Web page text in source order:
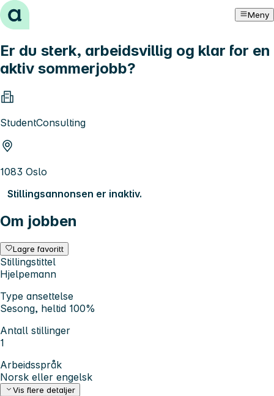
Hopp til innhold Meny
Er du sterk, arbeidsvillig og klar for en
aktiv sommerjobb?
StudentConsulting
1083 Oslo
Stillingsannonsen er inaktiv.
Om jobben
Lagre favoritt
Stillingstittel
Hjelpemann
Type ansettelse
Sesong, heltid 100%
Antall stillinger
1
Arbeidsspråk
Norsk eller engelsk
Vis flere detaljer